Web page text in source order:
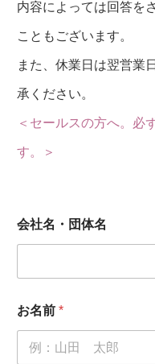
内容によっては回答を
こともございます。
また、休業日は翌営業
承ください。
＜セールスの方へ。必
す。＞
会社名・団体名
お名前 *